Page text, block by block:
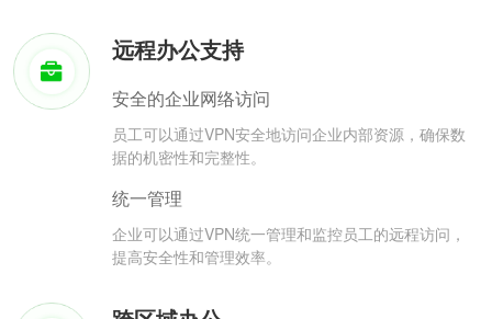
远程办公支持
安全的企业网络访问
员工可以通过VPN安全地访问企业内部资源，确保数
据的机密性和完整性。
统一管理
企业可以通过VPN统一管理和监控员工的远程访问，
提高安全性和管理效率。